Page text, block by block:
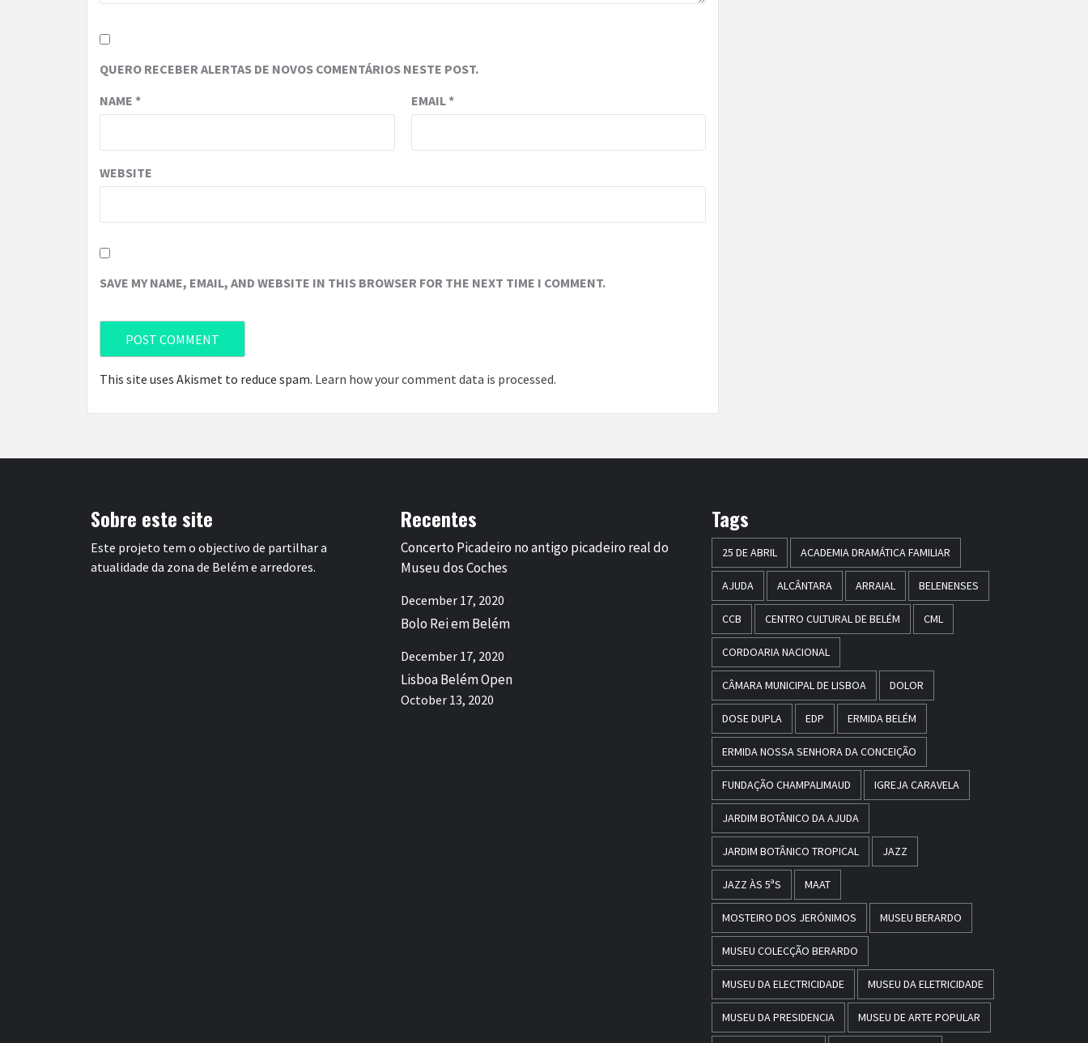
QUERO RECEBER ALERTAS DE NOVOS COMENTÁRIOS NESTE POST.
NAME * EMAIL*
WEBSITE
SAVE MY NAME, EMAIL, AND WEBSITE IN THIS BROWSER FOR THE NEXT TIME I COMMENT.
This site uses Akismet to reduce spam. Learn how your comment data is processed.
Sobre este site
Este projeto tem o objectivo de partilhar a
atualidade da zona de Belém e arredores.
Recentes
Concerto Picadeiro no antigo picadeiro real do
Museu dos Coches
December 17, 2020
Bolo Rei em Belém
December 17, 2020
Lisboa Belém Open
October 13, 2020
Tags
25 DE ABRIL ACADEMIA DRAMÁTICA FAMILIAR
AJUDA ALCÂNTARA ARRAIAL BELENENSES
CCB CENTRO CULTURAL DE BELÉM CML
CORDOARIA NACIONAL
CÂMARA MUNICIPAL DE LISBOA DOLOR
DOSE DUPLA EDP ERMIDA BELÉM
ERMIDA NOSSA SENHORA DA CONCEIÇÃO
FUNDAÇÃO CHAMPALIMAUD IGREJA CARAVELA
JARDIM BOTÂNICO DA AJUDA
JARDIM BOTÂNICO TROPICAL JAZZ
JAZZ ÀS 5ªS MAAT
MOSTEIRO DOS JERÓNIMOS MUSEU BERARDO
MUSEU COLECÇÃO BERARDO
MUSEU DA ELECTRICIDADE MUSEU DA ELETRICIDADE
MUSEU DA PRESIDENCIA MUSEU DE ARTE POPULAR